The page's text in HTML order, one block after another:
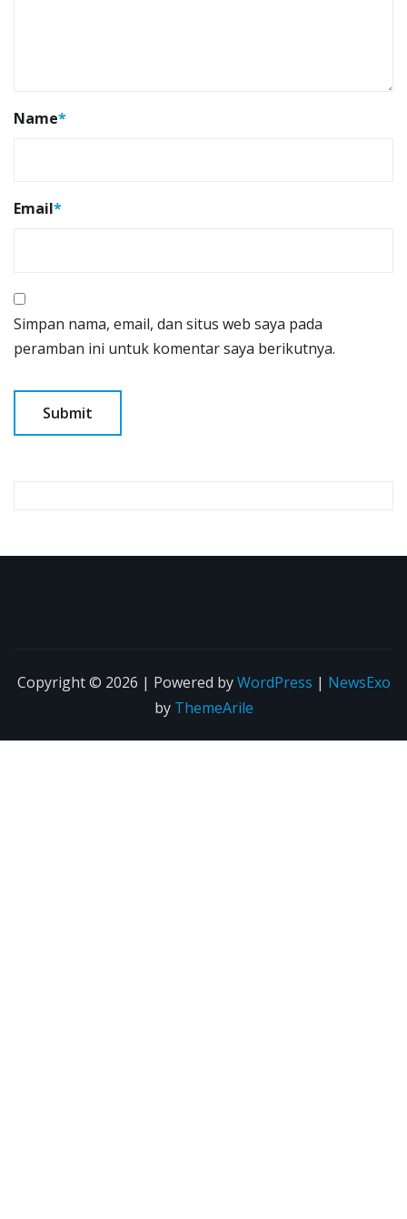
Name*
Email*
Simpan nama, email, dan situs web saya pada
peramban ini untuk komentar saya berikutnya.
Copyright © 2026 | Powered byWordPress | NewsExo
by ThemeArile